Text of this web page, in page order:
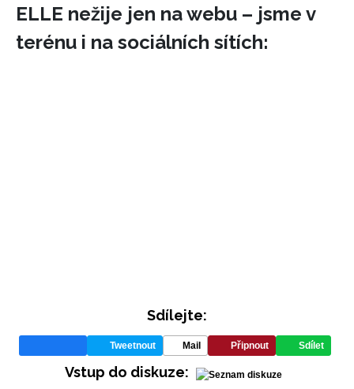
ELLE nežije jen na webu – jsme v
terénu i na sociálních sítích:
Sdílejte:
Tweetnout Mail Připnout Sdílet
Vstup do diskuze: